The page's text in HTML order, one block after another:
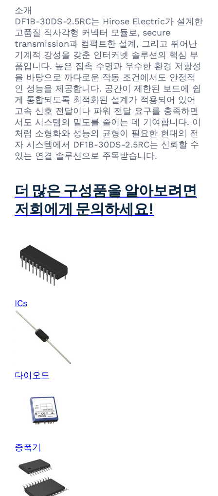
소개
DF1B-30DS-2.5RC는 Hirose Electric가 설계한
고품질 직사각형 커넥터 모듈로, secure
transmission과 컴팩트한 설계, 그리고 뛰어난
기계적 강성을 갖춘 인터커넷 솔루션의 핵심 부
품입니다. 높은 접촉 수명과 우수한 환경 저항성
을 바탕으로 까다로운 작동 조건에서도 안정적
인 성능을 제공합니다. 공간이 제한된 보드에 쉽
게 통합되도록 최적화된 설계가 적용되어 있어
고속 신호 전달이나 파워 전달 요구를 충족하면
서도 시스템의 밀도를 줄이는 데 기여합니다. 이
처럼 소형화와 성능의 균형이 필요한 현대의 전
자 시스템에서 DF1B-30DS-2.5RC는 신뢰할 수
있는 연결 솔루션으로 주목받습니다.
더 많은 구성품을 알아보려면
저희에게 문의하세요!
ICs
다이오드
증폭기